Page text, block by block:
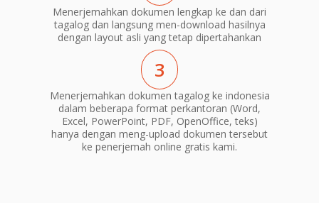
Menerjemahkan dokumen lengkap ke dan dari
tagalog dan langsung men-download hasilnya
dengan layout asli yang tetap dipertahankan
3
Menerjemahkan dokumen tagalog ke indonesia
dalam beberapa format perkantoran (Word,
Excel, PowerPoint, PDF, OpenOffice, teks)
hanya dengan meng-upload dokumen tersebut
ke penerjemah online gratis kami.